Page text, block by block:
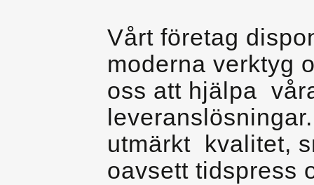
Vårt företag
moderna verktyg
oss att hjälpa
utmärkt kvalitet,
oavsett tidspress